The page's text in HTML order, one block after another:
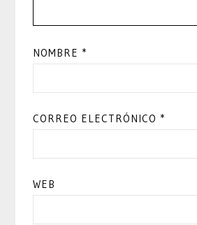
NOMBRE *
CORREO ELECTRÓNICO *
WEB